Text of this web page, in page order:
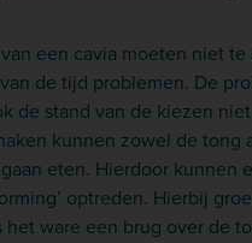
een cavia moeten niet
de tijd problemen. De
de stand van de kiezen
kunnen zowel de
eten. Hierdoor kunnen
optreden. Hierbij
het ware een brug over de